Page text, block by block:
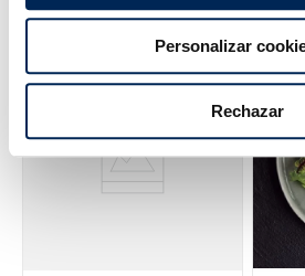
Personalizar
Rechazar
Añadir